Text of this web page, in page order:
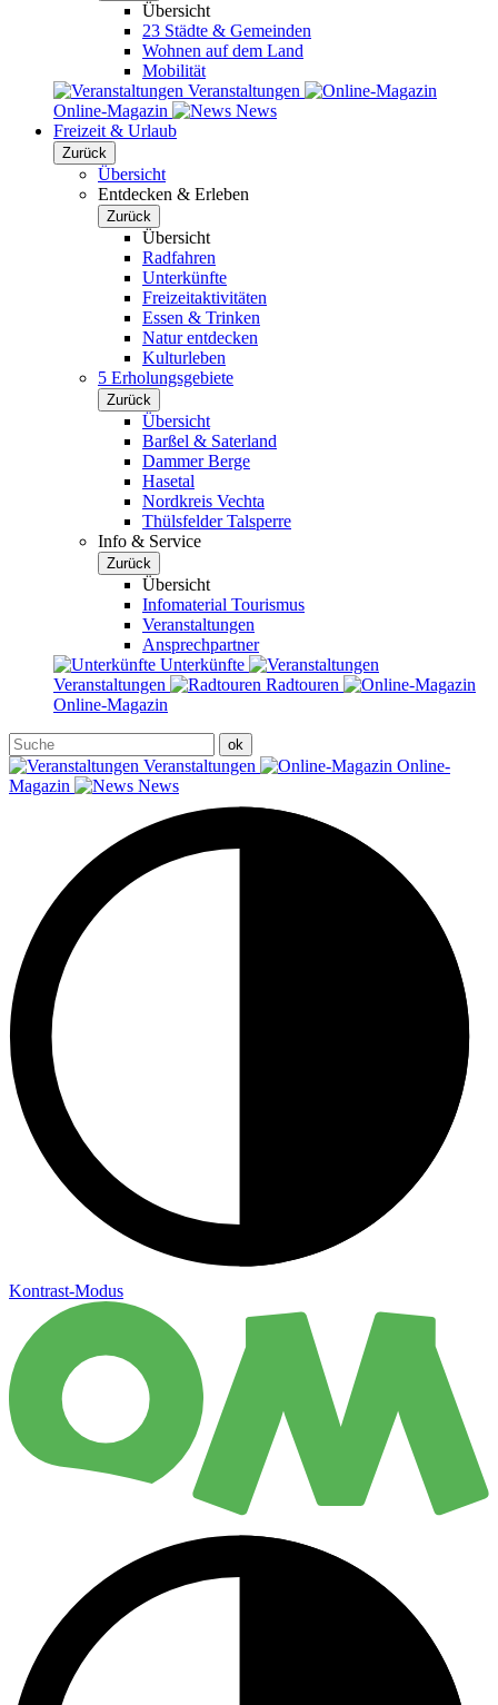
Übersicht
23 Städte & Gemeinden
Wohnen auf dem Land
Mobilität
Veranstaltungen
Online-Magazin
News
Freizeit & Urlaub
Zurück
Übersicht
Entdecken & Erleben
Zurück
Übersicht
Radfahren
Unterkünfte
Freizeitaktivitäten
Essen & Trinken
Natur entdecken
Kulturleben
5 Erholungsgebiete
Zurück
Übersicht
Barßel & Saterland
Dammer Berge
Hasetal
Nordkreis Vechta
Thülsfelder Talsperre
Info & Service
Zurück
Übersicht
Infomaterial Tourismus
Veranstaltungen
Ansprechpartner
Unterkünfte
Veranstaltungen
Radtouren
Online-Magazin
Veranstaltungen
Online-
Magazin
News
Kontrast-Modus